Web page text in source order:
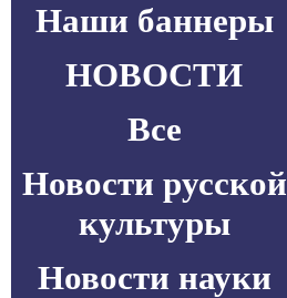
Наши баннеры
НОВОСТИ
Все
Новости русской
культуры
Новости науки